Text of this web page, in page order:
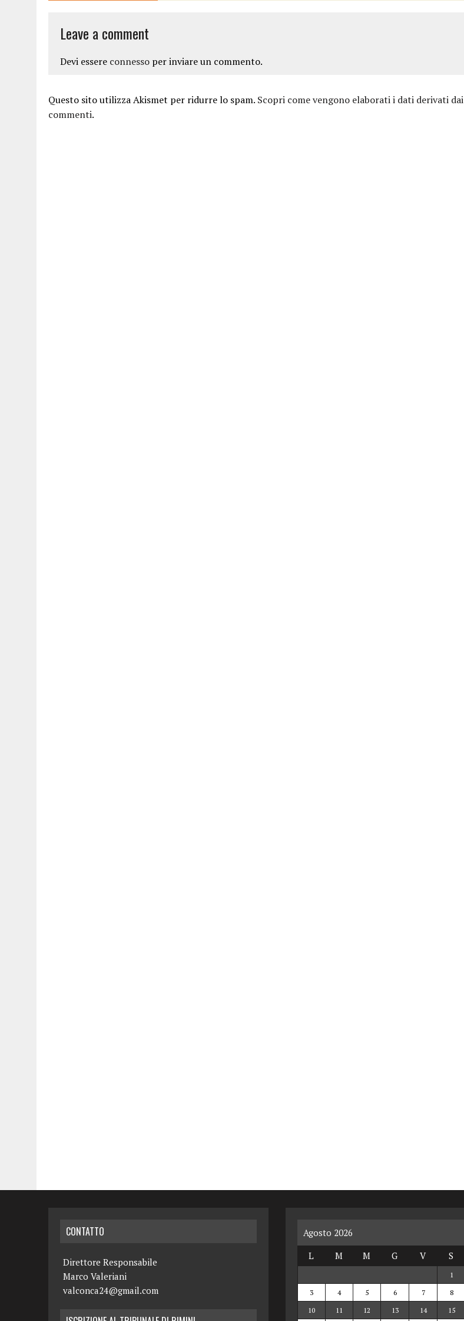
Leave a comment
Devi essere connesso per inviare un commento.
Questo sito utilizza Akismet per ridurre lo spam. Scopri come vengono elaborati i dati derivati dai
commenti.
CONTATTO
Direttore Responsabile
Marco Valeriani
valconca24@gmail.com
Agosto 2026
L
M M G V S
1
3
4 5 6 7 8
10
11 12 13 14 15